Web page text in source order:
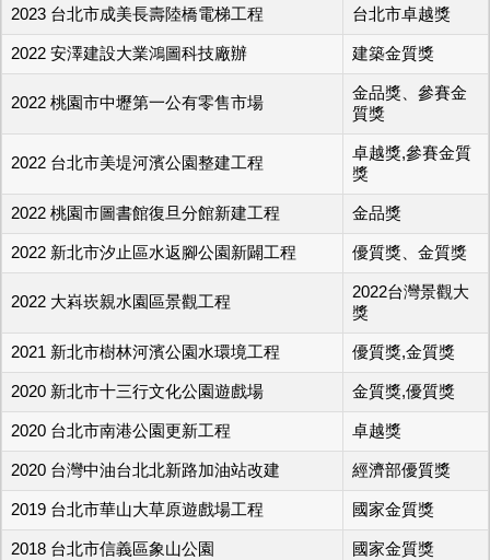
2023 台北市成美長壽陸橋電梯工程 台北市卓越獎
2022 安澤建設大業鴻圖科技廠辦 建築金質獎
2022 桃園市中壢第一公有零售市場
金品獎、參賽金
質獎
2022 台北市美堤河濱公園整建工程
卓越獎,參賽金質
獎
2022 桃園市圖書館復旦分館新建工程 金品獎
2022 新北市汐止區水返腳公園新闢工程 優質獎、金質獎
2022 大嵙崁親水園區景觀工程
2022台灣景觀大
獎
2021 新北市樹林河濱公園水環境工程 優質獎,金質獎
2020 新北市十三行文化公園遊戲場 金質獎,優質獎
2020 台北市南港公園更新工程 卓越獎
2020 台灣中油台北北新路加油站改建 經濟部優質獎
2019 台北市華山大草原遊戲場工程 國家金質獎
2018 台北市信義區象山公園 國家金質獎